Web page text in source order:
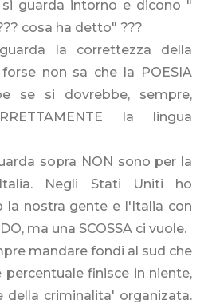
guarda intorno e dicono "
cosa ha detto" ???
la correttezza della
non sa che la POESIA
se si dovrebbe, sempre,
la lingua
sopra NON sono per la
Negli Stati Uniti ho
la nostra gente e l'Italia con
ma una SCOSSA ci vuole.
mandare fondi al sud che
percentuale finisce in niente,
della criminalita' organizata.